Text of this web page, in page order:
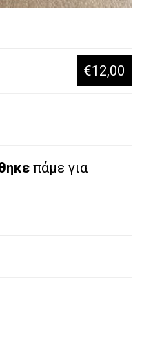
€12,00
πάμε για